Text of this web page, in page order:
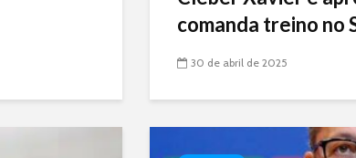
comanda treino no
30 de abril de 2025